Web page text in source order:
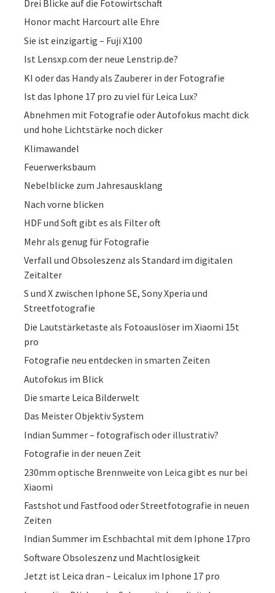
Drei Blicke auf die Fotowirtschaft
Honor macht Harcourt alle Ehre
Sie ist einzigartig – Fuji X100
Ist Lensxp.com der neue Lenstrip.de?
KI oder das Handy als Zauberer in der Fotografie
Ist das Iphone 17 pro zu viel für Leica Lux?
Abnehmen mit Fotografie oder Autofokus macht dick
und hohe Lichtstärke noch dicker
Klimawandel
Feuerwerksbaum
Nebelblicke zum Jahresausklang
Nach vorne blicken
HDF und Soft gibt es als Filter oft
Mehr als genug für Fotografie
Verfall und Obsoleszenz als Standard im digitalen
Zeitalter
S und X zwischen Iphone SE, Sony Xperia und
Streetfotografie
Die Lautstärketaste als Fotoauslöser im Xiaomi 15t
pro
Fotografie neu entdecken in smarten Zeiten
Autofokus im Blick
Die smarte Leica Bilderwelt
Das Meister Objektiv System
Indian Summer – fotografisch oder illustrativ?
Fotografie in der neuen Zeit
230mm optische Brennweite von Leica gibt es nur bei
Xiaomi
Fastshot und Fastfood oder Streetfotografie in neuen
Zeiten
Indian Summer im Eschbachtal mit dem Iphone 17pro
Software Obsoleszenz und Machtlosigkeit
Jetzt ist Leica dran – Leicalux im Iphone 17 pro